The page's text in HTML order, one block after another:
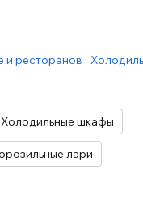
и ресторанов
Холодильные шкафы
лари